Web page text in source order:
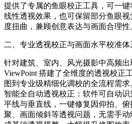
提供了专属的鱼眼校正工具，可一
线性透视效果，也可保留部分鱼眼
度扭曲，兼顾创意表达与画面合理性
二、专业透视校正与画面水平校准体
针对建筑、室内、风光摄影中高频
ViewPoint 搭建了全维度的透视校正
图到专业级精细化调校的全流程需求
智能全自动透视校正：软件可自动
平线与垂直线，一键修复因仰拍、
聚、画面倾斜等透视问题，无需手